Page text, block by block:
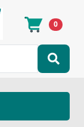
0